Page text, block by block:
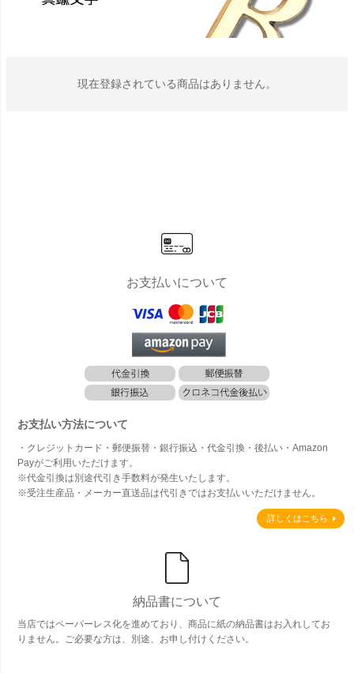
現在登録されている商品はありません。
お支払いについて
お支払い方法について
・クレジットカード・郵便振替・銀行振込・代金引換・後払い・Amazon
Payがご利用いただけます。
※代金引換は別途代引き手数料が発生いたします。
※受注生産品・メーカー直送品は代引きではお支払いいただけません。
詳しくはこちら
納品書について
当店ではペーパーレス化を進めており、商品に紙の納品書はお入れしてお
りません。ご必要な方は、別途、お申し付けください。